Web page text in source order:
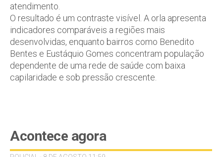
atendimento.
O resultado é um contraste visível. A orla apresenta
indicadores comparáveis a regiões mais
desenvolvidas, enquanto bairros como Benedito
Bentes e Eustáquio Gomes concentram população
dependente de uma rede de saúde com baixa
capilaridade e sob pressão crescente.
Acontece agora